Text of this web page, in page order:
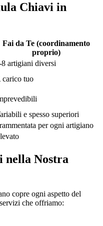
Chiavi in
Fai da Te (coordinamento
proprio)
8 artigiani diversi
carico tuo
e spesso superiori
per ogni artigiano
nella Nostra
copre ogni aspetto del
che offriamo: